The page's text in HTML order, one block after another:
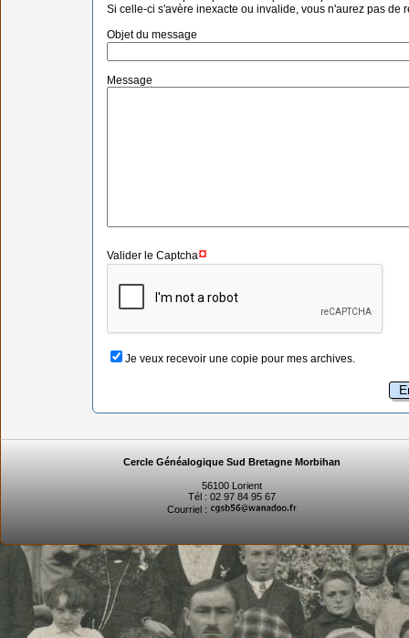
Si celle-ci s'avère inexacte ou invalide, vous n'aurez pas de
Objet du message
Message
Valider le Captcha¤
Je veux recevoir une copie pour mes archives.
Cercle Généalogique Sud Bretagne Morbihan
56100 Lorient
Tél : 02 97 84 95 67
Courriel :